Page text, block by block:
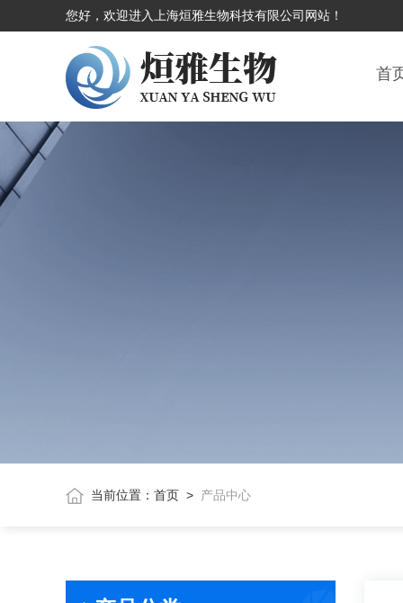
您好，欢迎进入上海烜雅生物科技有限公司网站！
首
当前位置： 首页> 产品中心